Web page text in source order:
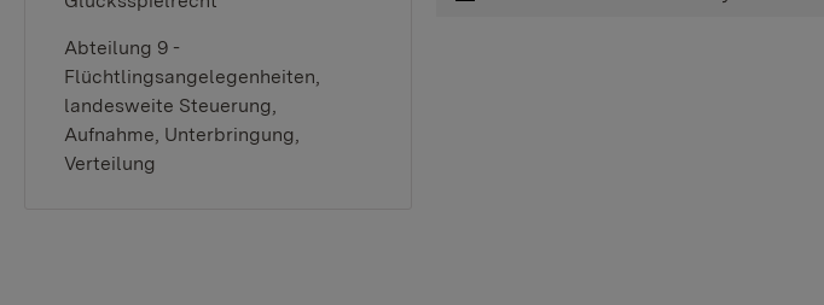
Abteilung 9 -
Flüchtlingsangelegenheiten,
landesweite Steuerung,
Aufnahme, Unterbringung,
Verteilung